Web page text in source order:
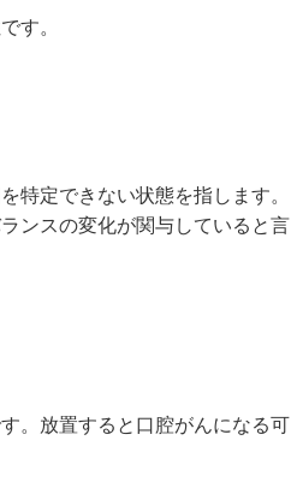
す。
特定できない状態を指します。
ンスの変化が関与していると言
。放置すると口腔がんになる可